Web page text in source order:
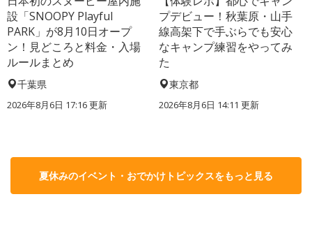
設「SNOOPY Playful
PARK」が8月10日オープ
ン！見どころと料金・入場
ルールまとめ
千葉県
2026年8月6日 17:16更新
プデビュー！秋葉原・山手
線高架下で手ぶらでも安心
なキャンプ練習をやってみ
た
東京都
2026年8月6日 14:11 更新
夏休みのイベント・おでかけトピックスをもっと見る